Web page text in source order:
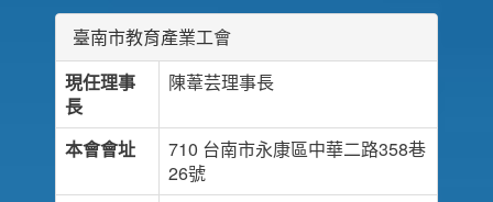
臺南市教育產業工會
現任理事
長
陳葦芸理事長
本會會址
710 台南市永康區中華二路358巷
26號